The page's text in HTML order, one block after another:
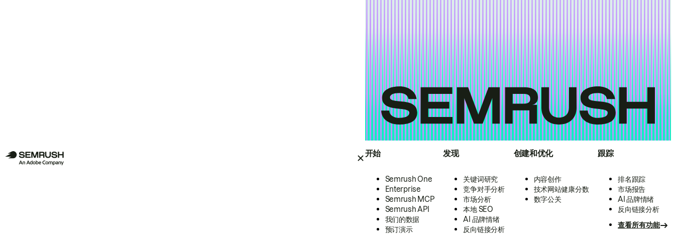
开始
Semrush One
Enterprise
Semrush MCP
Semrush API
我们的数据
预订演示
发现
关键词研究
竞争对手分析
市场分析
本地 SEO
AI 品牌情绪
反向链接分析
创建和优化
内容创作
技术网站健康分数
数字公关
跟踪
排名跟踪
市场报告
AI 品牌情绪
反向链接分析
查看所有功能